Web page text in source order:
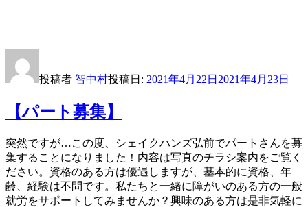
投稿者 智中村投稿日: 2021年4月22日 2021年4月23日
【パート募集】
突然ですが…この度、シェイクハンズ弘前でパートさんを募
集することになりました！内容は写真のチラシ案内をご覧く
ださい。資格のある方は優遇しますが、基本的に資格、年
齢、経験は不問です。私たちと一緒に障がいのある方の一般
就労をサポートしてみませんか？興味のある方は是非気軽に